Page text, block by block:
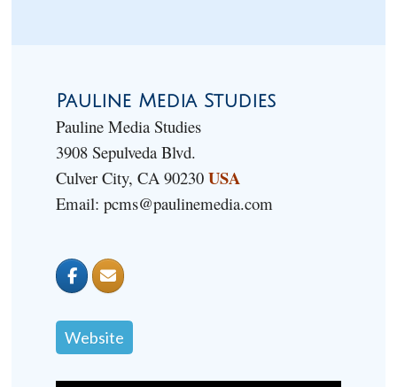
Pauline Media Studies
Pauline Media Studies
3908 Sepulveda Blvd.
Culver City, CA 90230 USA
Email: pcms@paulinemedia.com
Website